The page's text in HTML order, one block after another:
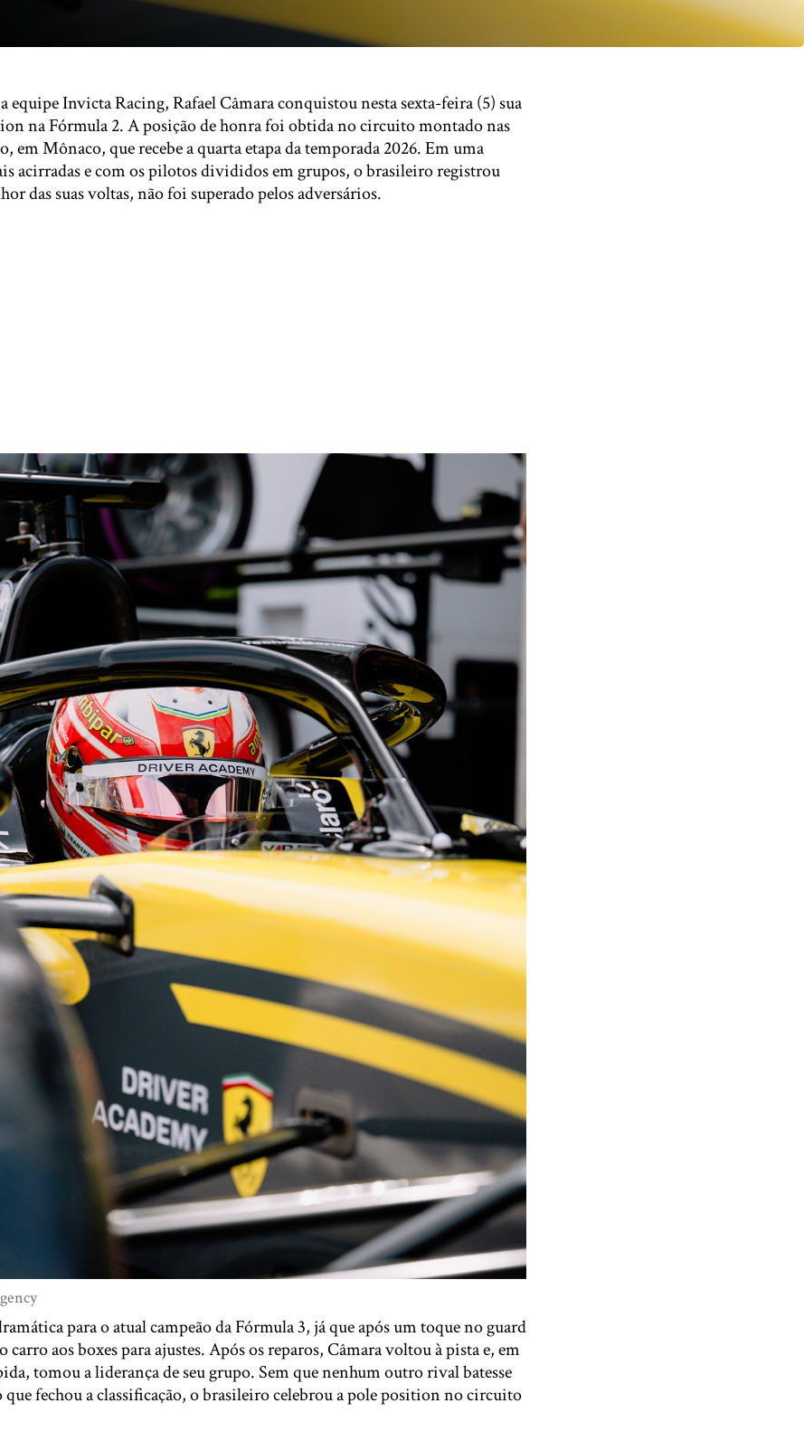
equipe Invicta Racing, Rafael Câmara conquistou nesta sexta-feira (5) sua
na Fórmula 2. A posição de honra foi obtida no circuito montado nas
em Mônaco, que recebe a quarta etapa da temporada 2026. Em uma
acirradas e com os pilotos divididos em grupos, o brasileiro registrou
das suas voltas, não foi superado pelos adversários.
para o atual campeão da Fórmula 3, já que após um toque no guard
aos boxes para ajustes. Após os reparos, Câmara voltou à pista e, em
tomou a liderança de seu grupo. Sem que nenhum outro rival batesse
que fechou a classificação, o brasileiro celebrou a pole position no circuito